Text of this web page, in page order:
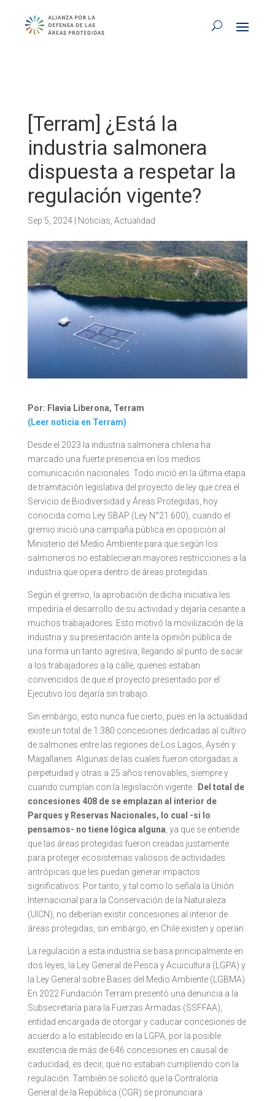
[Terram] ¿Está la
industria salmonera
dispuesta a respetar la
regulación vigente?
Sep 5, 2024| Noticias Actualidad
Por: Flavia Liberona, Terram
(Leer noticia en Terram)
Desde el 2023 la industria salmonera chilena ha
marcado una fuerte presencia en los medios
comunicación nacionales. Todo inició en la última etapa
de tramitación legislativa del proyecto de ley que crea el
Servicio de Biodiversidad y Áreas Protegidas, hoy
conocida como Ley SBAP (Ley N°21.600), cuando el
gremio inició una campaña pública en oposición al
Ministerio del Medio Ambiente para que según los
salmoneros no establecieran mayores restricciones a la
industria que opera dentro de áreas protegidas.
Según el gremio, la aprobación de dicha iniciativa les
impediría el desarrollo de su actividad y dejaría cesante a
muchos trabajadores. Esto motivó la movilización de la
industria y su presentación ante la opinión pública de
una forma un tanto agresiva, llegando al punto de sacar
a los trabajadores a la calle, quienes estaban
convencidos de que el proyecto presentado por el
Ejecutivo los dejaría sin trabajo.
Sin embargo, esto nunca fue cierto, pues en la actualidad
existe un total de 1.380 concesiones dedicadas al cultivo
de salmones entre las regiones de Los Lagos, Aysén y
Magallanes. Algunas de las cuales fueron otorgadas a
perpetuidad y otras a 25 años renovables, siempre y
cuando cumplan con la legislación vigente.
Del total de
concesiones 408 de se emplazan al interior de
Parques y Reservas Nacionales, lo cual -si lo
pensamos- no tiene lógica alguna , ya que se entiende
que las áreas protegidas fueron creadas justamente
para proteger ecosistemas valiosos de actividades
antrópicas que les puedan generar impactos
significativos. Por tanto, y tal como lo señala la Unión
Internacional para la Conservación de la Naturaleza
(UICN), no deberían existir concesiones al interior de
áreas protegidas, sin embargo, en Chile existen y operan.
La regulación a esta industria se basa principalmente en
dos leyes, la Ley General de Pesca y Acuicultura (LGPA) y
la Ley General sobre Bases del Medio Ambiente (LGBMA).
En 2022 Fundación Terram presentó una denuncia a la
Subsecretaría para la Fuerzas Armadas (SSFFAA),
entidad encargada de otorgar y caducar concesiones de
acuerdo a lo establecido en la LGPA, por la posible
existencia de más de 646 concesiones en causal de
caducidad, es decir, que no estaban cumpliendo con la
regulación. También se solicitó que la Contraloría
General de la República (CGR) se pronunciara